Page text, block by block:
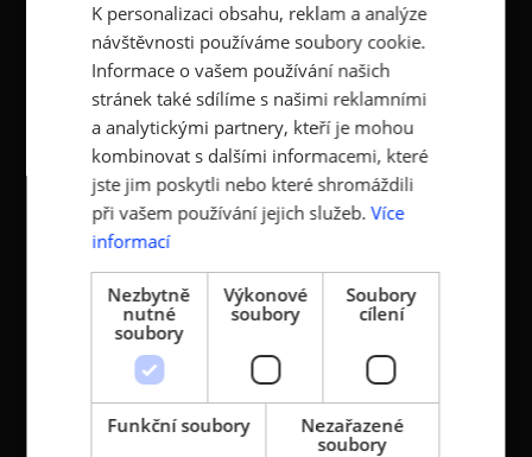
KONTAKTY
Asociace malých a
středních podniků a
živnostníků České
republiky (AMSP ČR)
Zápis v OR: Spisová
značka L 12282 vedená u
Městského soudu v
Praze (původní
registrace u MV ČR, č.j.
VS/1-1/48 640/01-R,
založeno r. 2001)
Sokolovská 100/94
186 00 Praha 8 - Karlín
T: +420 236 080 454
e-mail:
amsp@amsp.cz
web: www.amsp.cz
Datová schránka:
ID: au9uavs
ENGLISH
K personalizaci obsahu, reklam a analýze
návštěvnosti používáme soubory cookie.
Informace o vašem používání našich
stránek také sdílíme s našimi reklamními
a analytickými partnery, kteří je mohou
kombinovat s dalšími informacemi, které
jste jim poskytli nebo které shromáždili
při vašem používání jejich služeb. Více
informací
Nezbytně
nutné
soubory
Výkonové
soubory
Soubory
cílení
Funkční soubory
Nezařazené
soubory